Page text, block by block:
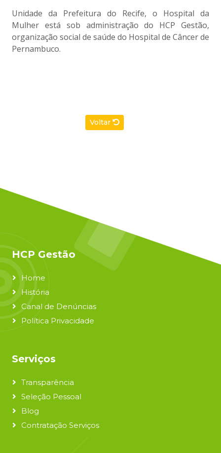
Unidade da Prefeitura do Recife, o Hospital da
Mulher está sob administração do HCP Gestão,
organização social de saúde do Hospital de Câncer de
Pernambuco.
Voltar
HCP Gestão
Home
História
Canal de Denúncias
Política Privacidade
Serviços
Transparência
Seleção Pessoal
Blog
Contratação Serviços